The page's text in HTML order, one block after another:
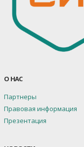
О НАС
Партнеры
Правовая информация
Презентация